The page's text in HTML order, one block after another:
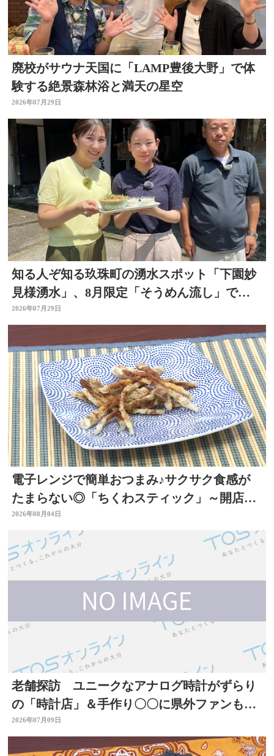
廃校がサウナ天国に「LAMP豊後大野」で体
験する絶景森林浴と満天の星空
2026年07月29日
知る人ぞ知る玖珠町の湧水スポット「下園妙
見様湧水」、8月限定「そうめん流し」で涼
を求めて
2026年07月29日
電子レンジで簡単おつまみ♪サクサク食感が
たまらない◎「ちくわスティック」～開店！
キッチン別府ちゃん～
2026年08月04日
老舗探訪 ユニークなアナログ時計がずらり
の「時計店」＆手作り〇〇に県外ファンもい
る「酒店」 大分
2026年07月09日